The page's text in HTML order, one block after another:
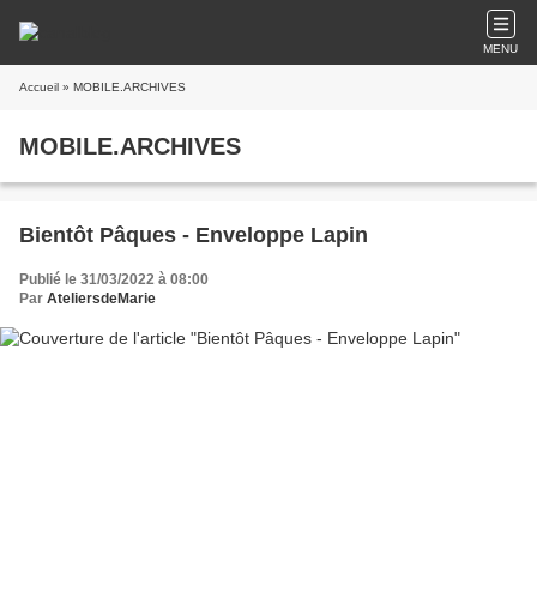
MENU
Accueil » MOBILE.ARCHIVES
MOBILE.ARCHIVES
Bientôt Pâques - Enveloppe Lapin
Publié le 31/03/2022 à 08:00
Par AteliersdeMarie